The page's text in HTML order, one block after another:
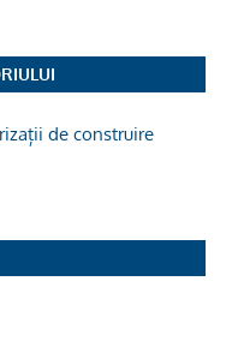
de construire